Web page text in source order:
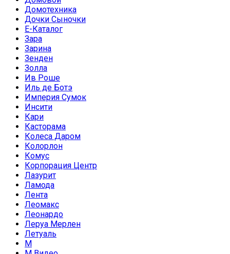
Домотехника
Дочки Сыночки
Е-Каталог
Зара
Зарина
Зенден
Золла
Ив Роше
Иль де Ботэ
Империя Сумок
Инсити
Кари
Касторама
Колеса Даром
Колорлон
Комус
Корпорация Центр
Лазурит
Ламода
Лента
Леомакс
Леонардо
Леруа Мерлен
Летуаль
М